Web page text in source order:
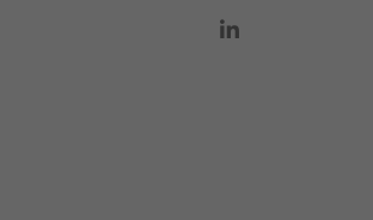
Linkedin Lien Linkedin